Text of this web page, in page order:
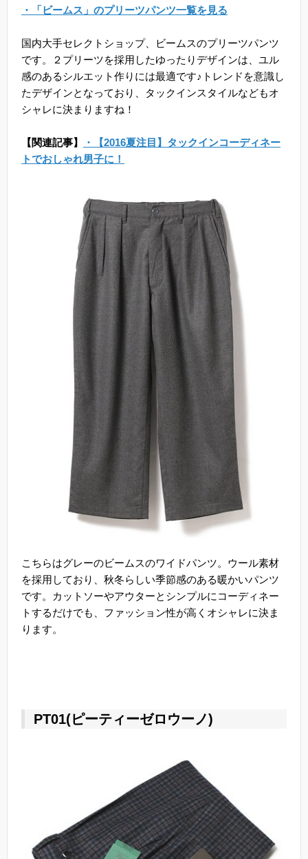
・「ビームス」のプリーツパンツ一覧を見る
国内大手セレクトショップ、ビームスのプリーツパンツ
です。２プリーツを採用したゆったりデザインは、ユル
感のあるシルエット作りには最適です♪トレンドを意識し
たデザインとなっており、タックインスタイルなどもオ
シャレに決まりますね！
【関連記事】
・【2016夏注目】タックインコーディネー
トでおしゃれ男子に！
こちらはグレーのビームスのワイドパンツ。ウール素材
を採用しており、秋冬らしい季節感のある暖かいパンツ
です。カットソーやアウターとシンプルにコーディネー
トするだけでも、ファッション性が高くオシャレに決ま
ります。
PT01(ピーティーゼロウーノ)